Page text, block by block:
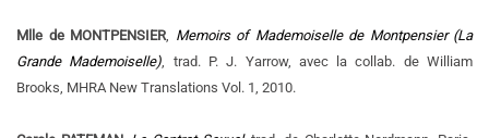
Mlle de MONTPENSIER, Memoirs of Mademoiselle de Montpensier (La
Grande Mademoiselle), trad. P. J. Yarrow, avec la collab. de William
Brooks, MHRA New Translations Vol. 1, 2010.